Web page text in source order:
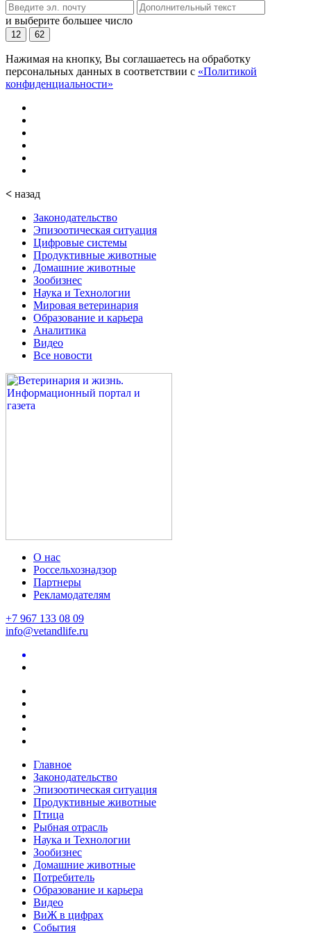
и выберите большее число
12 62
Нажимая на кнопку, Вы соглашаетесь на обработку
персональных данных в соответствии с «Политикой
конфиденциальности»
< назад
Законодательство
Эпизоотическая ситуация
Цифровые системы
Продуктивные животные
Домашние животные
Зообизнес
Наука и Технологии
Мировая ветеринария
Образование и карьера
Аналитика
Видео
Все новости
О нас
Россельхознадзор
Партнеры
Рекламодателям
+7 967 133 08 09
info@vetandlife.ru
Главное
Законодательство
Эпизоотическая ситуация
Продуктивные животные
Птица
Рыбная отрасль
Наука и Технологии
Зообизнес
Домашние животные
Потребитель
Образование и карьера
Видео
ВиЖ в цифрах
События